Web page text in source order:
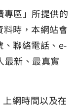
專區」所提供的
料時，本網站會
、聯絡電話、e-
最新、最真實
網時間以及在